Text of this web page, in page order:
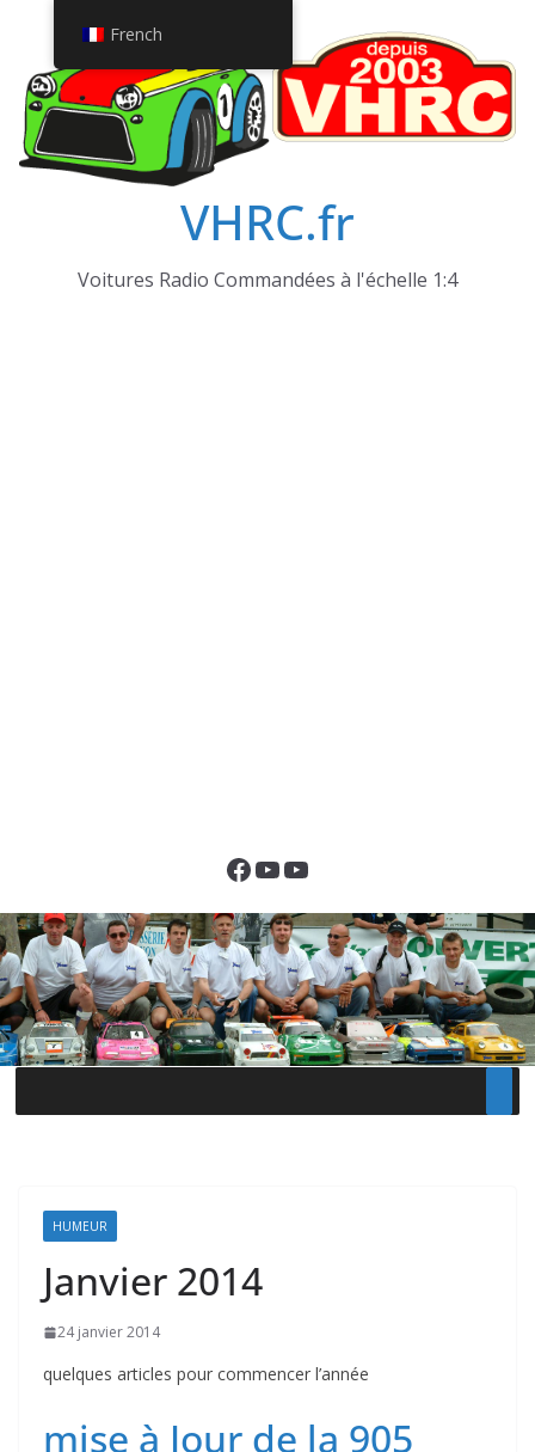
contenu
VHRC.fr
Voitures Radio Commandées à l'échelle 1:4
Facebook
YouTube
YouTube
HUMEUR
Janvier 2014
24 janvier 2014
quelques articles pour commencer l’année
mise à Jour de la 905
French